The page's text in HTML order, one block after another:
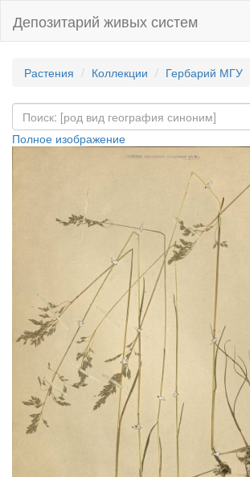
Депозитарий живых систем
Растения Коллекции Гербарий МГУ
Полное изображение